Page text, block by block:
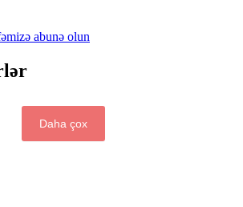
abunə olun
Daha çox